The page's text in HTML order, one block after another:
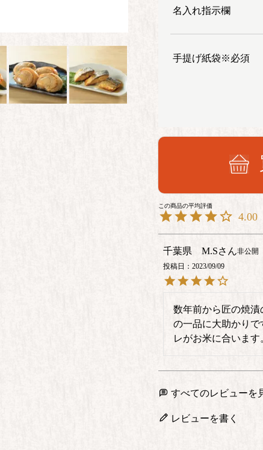
名入れ指示欄
手提げ紙袋※必須
4.00
千葉県 M.S
非公開
投稿日
2023/09/09
数年前から匠の焼
の一品に大助かり
レがお米に合います
すべてのレビューを
レビューを書く